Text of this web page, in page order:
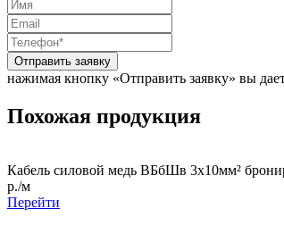
Отправить заявку
нажимая кнопку «Отправить заявку» вы
Похожая продукция
Кабель силовой медь ВБбШв 3x10мм²
р./м
Перейти